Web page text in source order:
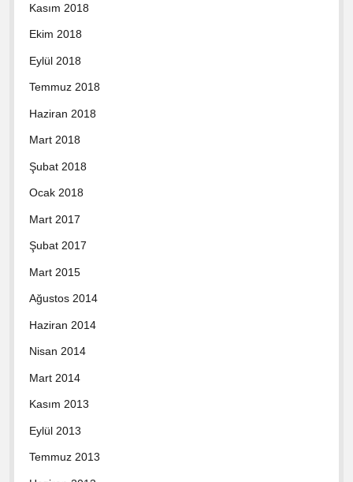
Kasım 2018
Ekim 2018
Eylül 2018
Temmuz 2018
Haziran 2018
Mart 2018
Şubat 2018
Ocak 2018
Mart 2017
Şubat 2017
Mart 2015
Ağustos 2014
Haziran 2014
Nisan 2014
Mart 2014
Kasım 2013
Eylül 2013
Temmuz 2013